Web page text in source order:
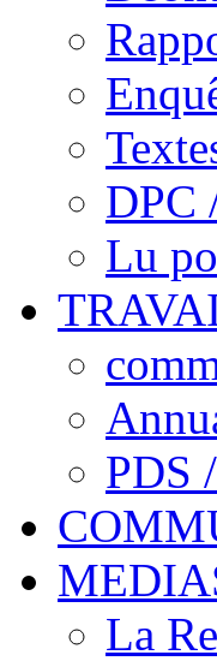
DPC
Lu
PDS
La